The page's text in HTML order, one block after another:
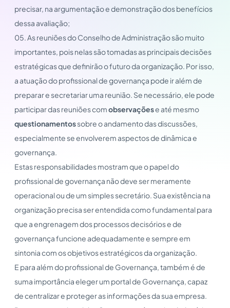
precisar, na argumentação e demonstração dos benefícios
dessa avaliação;
05. As reuniões do Conselho de Administração são muito
importantes, pois nelas são tomadas as principais decisões
estratégicas que definirão o futuro da organização. Por isso,
a atuação do profissional de governança pode ir além de
preparar e secretariar uma reunião. Se necessário, ele pode
participar das reuniões comobservaçõese até mesmo
questionamentossobre o andamento das discussões,
especialmente se envolverem aspectos de dinâmica e
governança.
Estas responsabilidades mostram que o papel do
profissional de governança não deve ser meramente
operacional ou de um simples secretário. Sua existência na
organização precisa ser entendida como fundamental para
que a engrenagem dos processos decisórios e de
governança funcione adequadamente e sempre em
sintonia com os objetivos estratégicos da organização.
E para além do profissional de Governança, também é de
suma importância eleger um portal de Governança, capaz
de centralizar e proteger as informações da sua empresa.